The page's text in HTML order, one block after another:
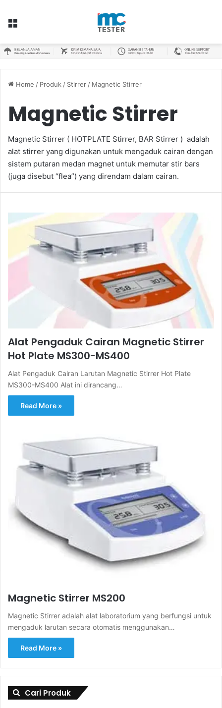
Menu
Home / Produk / Stirrer / Magnetic Stirrer
Magnetic Stirrer
Magnetic Stirrer ( HOTPLATE Stirrer, BAR Stirrer ) adalah
alat stirrer yang digunakan untuk mengaduk cairan dengan
sistem putaran medan magnet untuk memutar stir bars
(juga disebut “flea”) yang direndam dalam cairan.
Alat Pengaduk Cairan Magnetic Stirrer
Hot Plate MS300-MS400
Alat Pengaduk Cairan Larutan Magnetic Stirrer Hot Plate
MS300-MS400 Alat ini dirancang…
Read More »
Magnetic Stirrer MS200
Magnetic Stirrer adalah alat laboratorium yang berfungsi untuk
mengaduk larutan secara otomatis menggunakan…
Read More »
Cari Produk